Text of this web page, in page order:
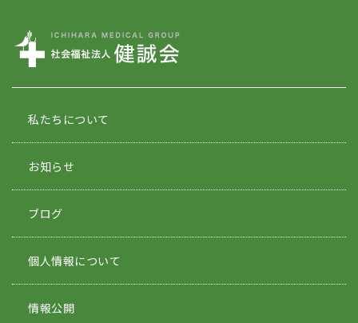
私たちについて
お知らせ
ブログ
個人情報について
情報公開